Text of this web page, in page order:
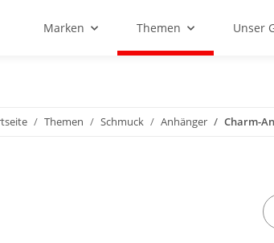
Marken Themen Unser
Themen Schmuck Anhänger Charm-